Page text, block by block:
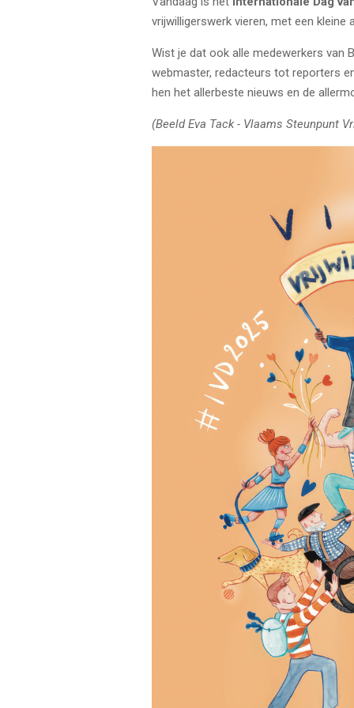
vrijwilligerswerk vieren, met een
Wist je dat ook alle medewerkers van
webmaster, redacteurs tot reporters
hen het allerbeste nieuws en de
(Beeld Eva Tack - Vlaams Steunpunt